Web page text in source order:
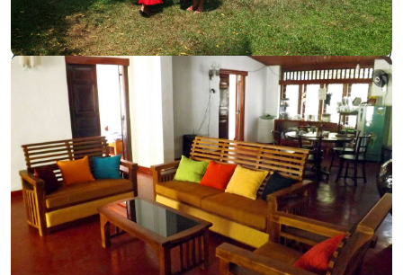
"Летнюю" кухню стоили вместе с австралийцем.
А вон и турник видно - редкость для Шри-Ланки)
С каждым месяцем я расширял облагороженную
территорию сада. Сначала обычное место для
костра, чтобы жарить мясо, позже - мангал и
летняя кухня. Несколько гамаков под пальмами,
цветочные клумбы вокруг дома. А еще я пытался
выращивать овощи в отдаленной части сада. Но
не вышло) Мне кажется, это потому что земля